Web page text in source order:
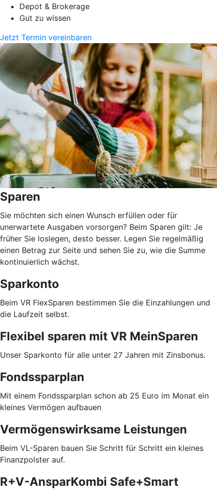
Depot & Brokerage
Gut zu wissen
Jetzt Termin vereinbaren
Sparen
Sie möchten sich einen Wunsch erfüllen oder für
unerwartete Ausgaben vorsorgen? Beim Sparen gilt: Je
früher Sie loslegen, desto besser. Legen Sie regelmäßig
einen Betrag zur Seite und sehen Sie zu, wie die Summe
kontinuierlich wächst.
Sparkonto
Beim VR FlexSparen bestimmen Sie die Einzahlungen und
die Laufzeit selbst.
Flexibel sparen mit VR MeinSparen
Unser Sparkonto für alle unter 27 Jahren mit Zinsbonus.
Fondssparplan
Mit einem Fondssparplan schon ab 25 Euro im Monat ein
kleines Vermögen aufbauen
Vermögenswirksame Leistungen
Beim VL-Sparen bauen Sie Schritt für Schritt ein kleines
Finanzpolster auf.
R+V-AnsparKombi Safe+Smart